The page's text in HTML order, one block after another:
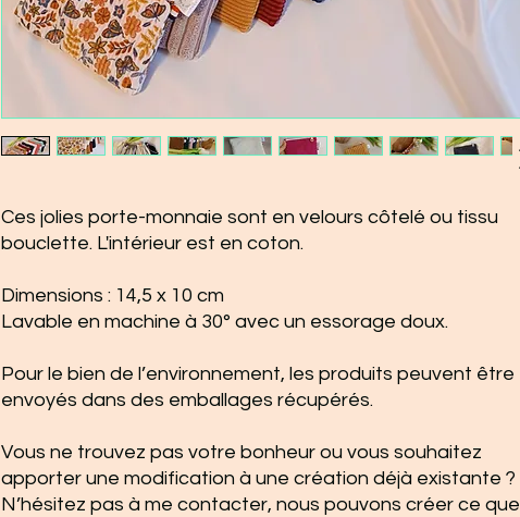
Ces jolies porte-monnaie sont en velours côtelé ou tissu
bouclette. L'intérieur est en coton.
Dimensions : 14,5 x 10 cm
Lavable en machine à 30° avec un essorage doux.
Pour le bien de l’environnement, les produits peuvent être
envoyés dans des emballages récupérés.
Vous ne trouvez pas votre bonheur ou vous souhaitez
apporter une modification à une création déjà existante ?
N’hésitez pas à me contacter, nous pouvons créer ce que